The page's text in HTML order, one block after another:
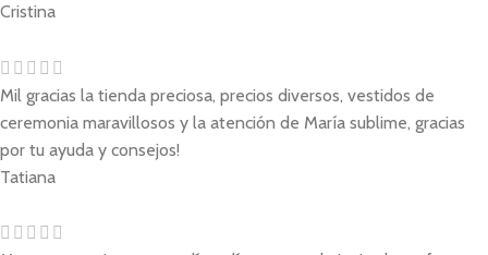
Cristina
Mil gracias la tienda preciosa, precios diversos, vestidos de
ceremonia maravillosos y la atención de María sublime, gracias
por tu ayuda y consejos!
Tatiana